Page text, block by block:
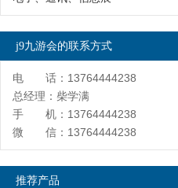
j9九游会的联系方式
电 话：13764444238
总经理：柴学满
手 机：13764444238
微 信：13764444238
推荐产品